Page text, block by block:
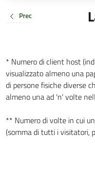
Prec
* Numero di client host
visualizzato almeno una
di persone fisiche diverse
almeno una ad 'n' volte
** Numero di volte in cui
(somma di tutti i visitatori,